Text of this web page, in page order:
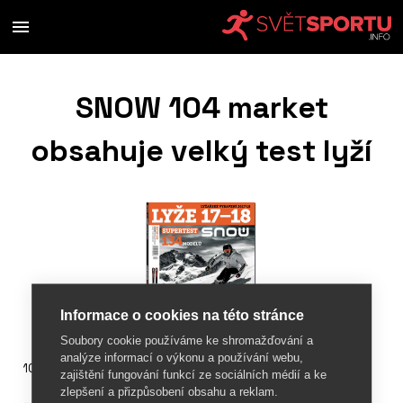
SNOW 104 market
obsahuje velký test lyží
10. listopadu 2017
Informace o cookies na této stránce
Soubory cookie používáme ke shromažďování a
analýze informací o výkonu a používání webu,
zajištění fungování funkcí ze sociálních médií a ke
zlepšení a přizpůsobení obsahu a reklam.